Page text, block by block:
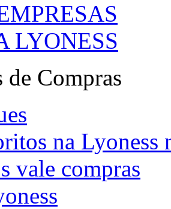
LYONESS
de Compras
na Lyoness
vale compras